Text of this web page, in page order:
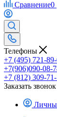
Сравнение0
Телефоны
+7 (495) 721-
+7(906)090-08-
+7 (812) 309-
Заказать звонок